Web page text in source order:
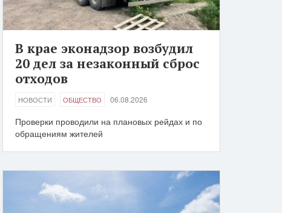
В крае эконадзор возбудил
20 дел за незаконный сброс
отходов
НОВОСТИ ОБЩЕСТВО 06.08.2026
Проверки проводили на плановых рейдах и по
обращениям жителей